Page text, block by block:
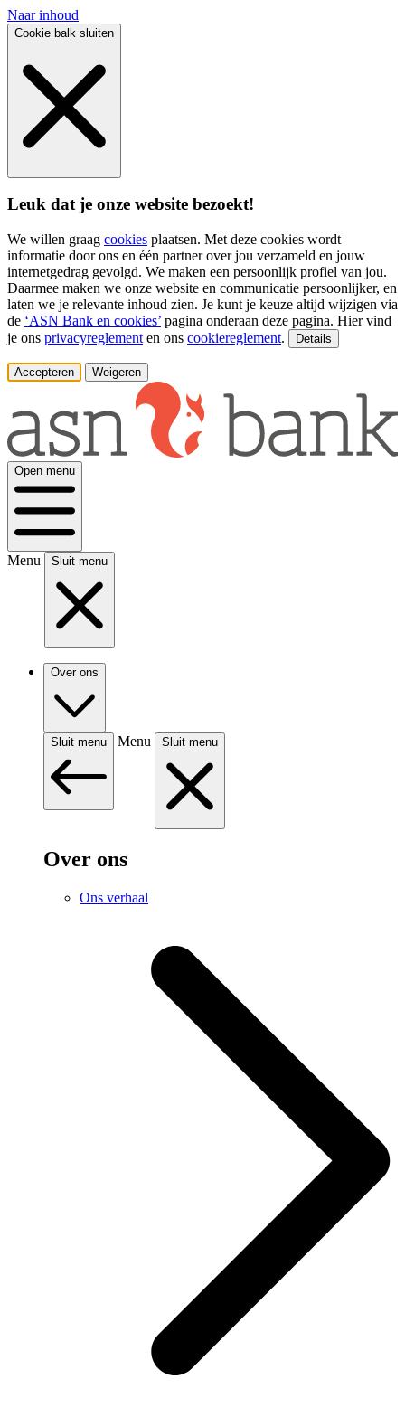
Naar inhoud
Cookie balk sluiten
Leuk dat je onze website bezoekt!
We willen graag cookies plaatsen. Met deze cookies wordt
informatie door ons en één partner over jou verzameld en jouw
internetgedrag gevolgd. We maken een persoonlijk profiel van jou.
Daarmee maken we onze website en communicatie persoonlijker, en
laten we je relevante inhoud zien. Je kunt je keuze altijd wijzigen via
de ‘ASN Bank en cookies’ pagina onderaan deze pagina. Hier vind
je ons privacyreglement en ons cookiereglement. Details
Accepteren Weigeren
Open menu
Menu Sluit menu
Over ons
Sluit menu Menu Sluit menu
Over ons
Ons verhaal